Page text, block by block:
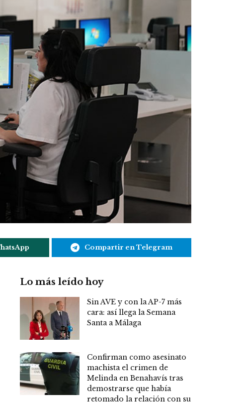
Compartir en Telegram
Lo más leído hoy
Sin AVE y con la AP-7 más
cara: así llega la Semana
Santa a Málaga
Confirman como asesinato
machista el crimen de
Melinda en Benahavís tras
demostrarse que había
retomado la relación con su